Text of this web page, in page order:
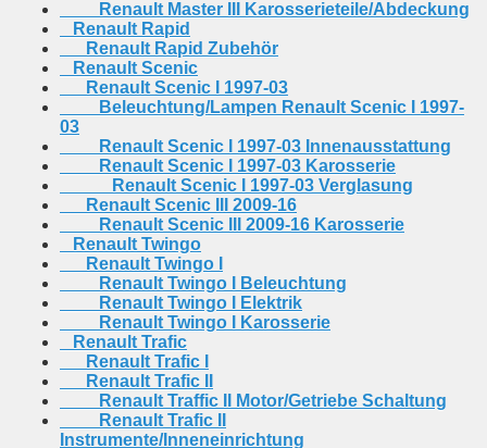
Renault Master III Karosserieteile/Abdeckung
Renault Rapid
Renault Rapid Zubehör
Renault Scenic
Renault Scenic I 1997-03
Beleuchtung/Lampen Renault Scenic I 1997-
03
Renault Scenic I 1997-03 Innenausstattung
Renault Scenic I 1997-03 Karosserie
Renault Scenic I 1997-03 Verglasung
Renault Scenic III 2009-16
Renault Scenic III 2009-16 Karosserie
Renault Twingo
Renault Twingo I
Renault Twingo I Beleuchtung
Renault Twingo I Elektrik
Renault Twingo I Karosserie
Renault Trafic
Renault Trafic I
Renault Trafic II
Renault Traffic II Motor/Getriebe Schaltung
Renault Trafic II
Instrumente/Inneneinrichtung